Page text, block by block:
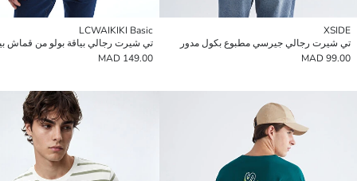
XSIDE
تي شيرت رجالي جيرسي مطبوع بكول مدور
99.00 MAD
LCWAIKIKI Basic
تي شيرت رجالي بياقة بولو من قماش
149.00 MAD